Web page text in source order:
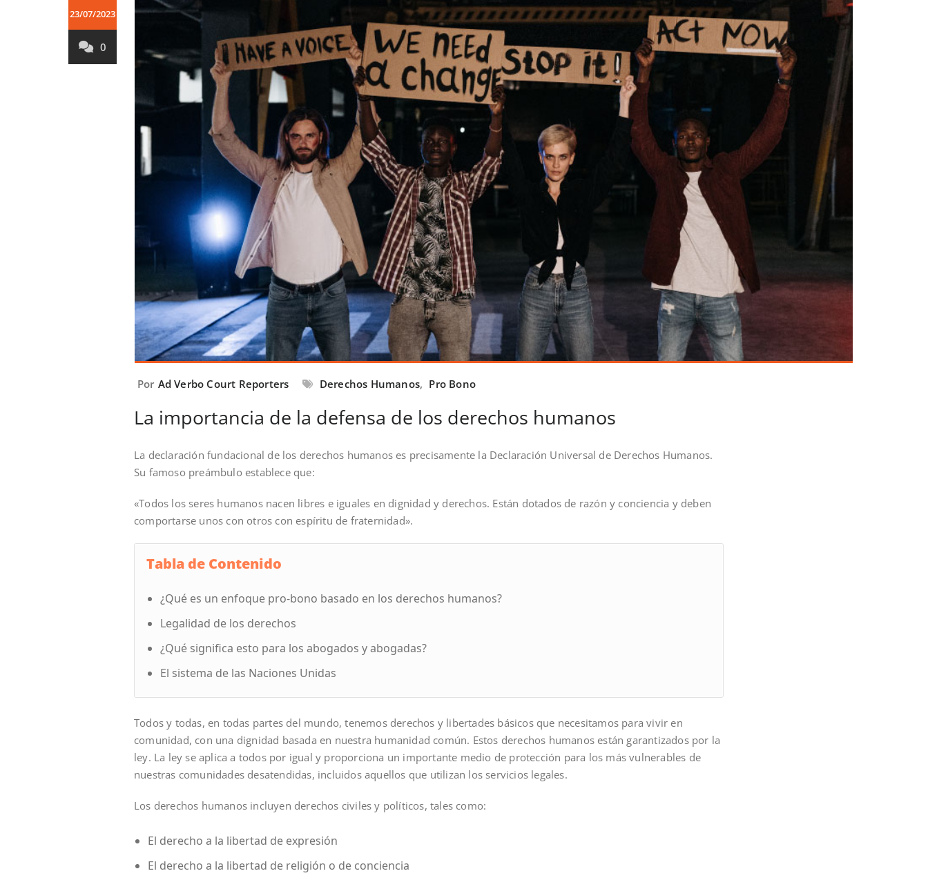
23/07/2023
0
Por Ad Verbo Court Reporters Derechos Humanos, Pro Bono
La importancia de la defensa de los derechos humanos
La declaración fundacional de los derechos humanos es precisamente la Declaración Universal de Derechos Humanos.
Su famoso preámbulo establece que:
«Todos los seres humanos nacen libres e iguales en dignidad y derechos. Están dotados de razón y conciencia y deben
comportarse unos con otros con espíritu de fraternidad».
Tabla de Contenido
¿Qué es un enfoque pro-bono basado en los derechos humanos?
Legalidad de los derechos
¿Qué significa esto para los abogados y abogadas?
El sistema de las Naciones Unidas
Todos y todas, en todas partes del mundo, tenemos derechos y libertades básicos que necesitamos para vivir en
comunidad, con una dignidad basada en nuestra humanidad común. Estos derechos humanos están garantizados por la
ley. La ley se aplica a todos por igual y proporciona un importante medio de protección para los más vulnerables de
nuestras comunidades desatendidas, incluidos aquellos que utilizan los servicios legales.
Los derechos humanos incluyen derechos civiles y políticos, tales como:
El derecho a la libertad de expresión
El derecho a la libertad de religión o de conciencia